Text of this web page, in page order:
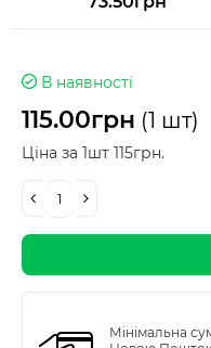
В наявності
115.00грн (1 шт)
Ціна за 1шт 115грн.
Мінімальна